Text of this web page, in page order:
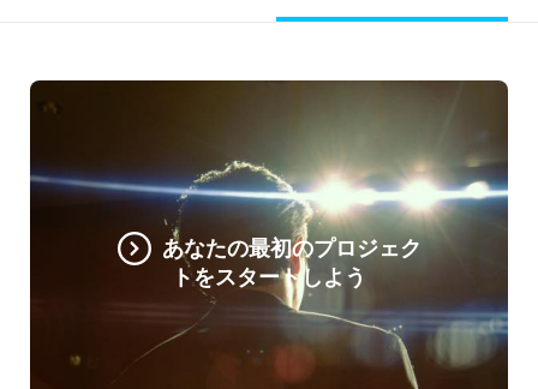
あなたの最初のプロジェク
トをスタートしよう